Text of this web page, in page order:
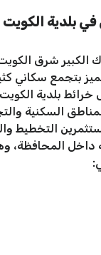
بلدية
الكبير شرق
بتجمع سكاني
خرائط بلدية
السكنية
التخطيط
داخل المحافظة،